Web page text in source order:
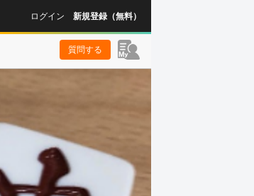
ログイン 新規登録（無料）
質問する